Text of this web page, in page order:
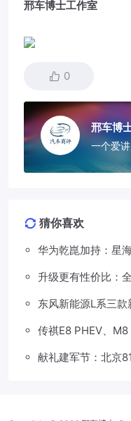
邢车博士工作室
0
邢车博
一个爱
猜你喜欢
华为乾崑加持：星
升级更有性价比：
东风新能源L系三
传祺E8 PHEV、
献礼建军节：北京